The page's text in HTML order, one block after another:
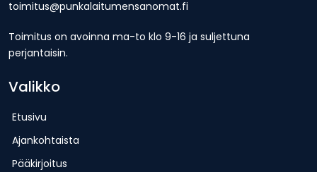
toimitus@punkalaitumensanomat.fi
Toimitus on avoinna ma-to klo 9-16 ja suljettuna
perjantaisin.
Valikko
Etusivu
Ajankohtaista
Pääkirjoitus